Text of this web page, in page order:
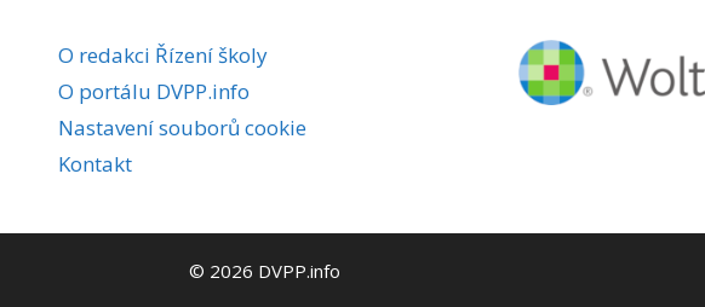
O redakci Řízení školy
O portálu DVPP.info
Nastavení souborů cookie
Kontakt
© 2026 DVPP.info